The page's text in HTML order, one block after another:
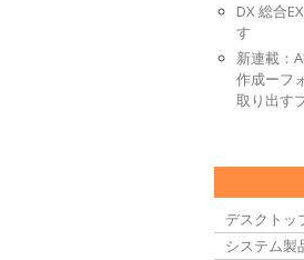
DX 総合
す
新連載：
作成ーフ
取り出す
デスクトッ
システム製